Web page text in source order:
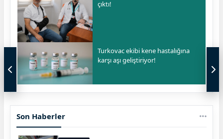
çıktı!
Turkovac ekibi kene hastalığına
karşı aşı geliştiriyor!
Son Haberler